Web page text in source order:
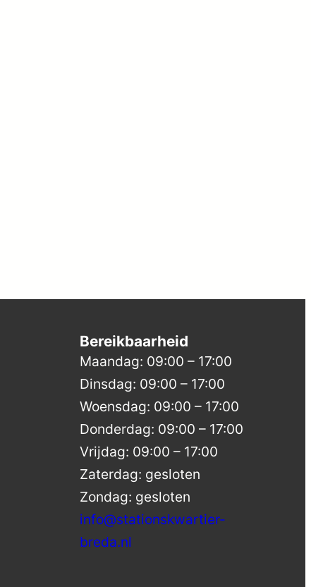
Bereikbaarheid
Maandag: 09:00 – 17:00
Dinsdag: 09:00 – 17:00
Woensdag: 09:00 – 17:00
Donderdag: 09:00 – 17:00
Vrijdag: 09:00 – 17:00
Zaterdag: gesloten
Zondag: gesloten
info@stationskwartier-
breda.nl